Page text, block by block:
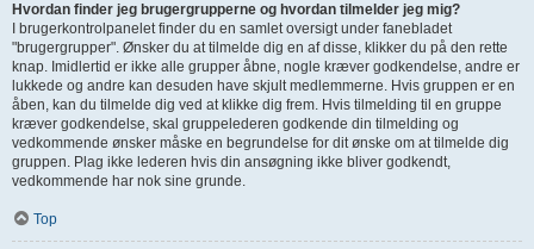
Hvordan finder jeg brugergrupperne og hvordan tilmelder jeg mig?
I brugerkontrolpanelet finder du en samlet oversigt under fanebladet
"brugergrupper". Ønsker du at tilmelde dig en af disse, klikker du på den rette
knap. Imidlertid er ikke alle grupper åbne, nogle kræver godkendelse, andre er
lukkede og andre kan desuden have skjult medlemmerne. Hvis gruppen er en
åben, kan du tilmelde dig ved at klikke dig frem. Hvis tilmelding til en gruppe
kræver godkendelse, skal gruppelederen godkende din tilmelding og
vedkommende ønsker måske en begrundelse for dit ønske om at tilmelde dig
gruppen. Plag ikke lederen hvis din ansøgning ikke bliver godkendt,
vedkommende har nok sine grunde.
Top